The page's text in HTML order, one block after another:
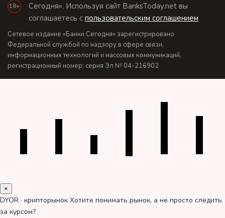
18+
Сегодня». Используя сайт BanksToday.net вы
соглашаетесь с пользовательским соглашением
Сетевое издание «Банки Сегодня» зарегистрировано
Федеральной службой по надзору в сфере связи,
информационных технологий и массовых коммуникаций,
регистрационный номер: серия Эл № 04-216902
×
DYOR · крипторынок Хотите понимать рынок, а не просто следить
за курсом?